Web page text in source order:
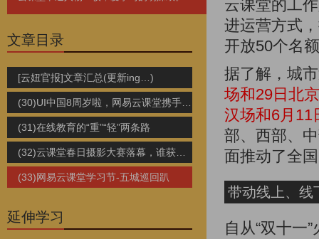
文章目录
[云妞官报]文章汇总(更新ing…)
(31)在线教育的“重”“轻”两条路
(33)网易云课堂学习节-五城巡回趴
延伸学习
云课堂的工
进运营方式
开放50个名
据了解，城
场和29日北
汉场和6月11
部、西部、
面推动了全
带动线上、线
自从“双十一